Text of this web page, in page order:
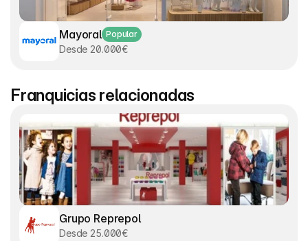
Mayoral Popular
Desde 20.000€
Franquicias relacionadas
Grupo Reprepol
Desde 25.000€